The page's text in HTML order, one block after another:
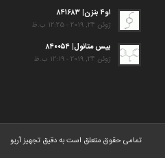
۱و۴ بنزن| ۸۴۱۶۸۳
ژوئن 24, 2019 - 12:25 ب.ظ
بیس متانول| ۸۴۰۰۵۴
ژوئن 24, 2019 - 12:19 ب.ظ
تمامی حقوق متعلق است به دقیق تجهیز آریو